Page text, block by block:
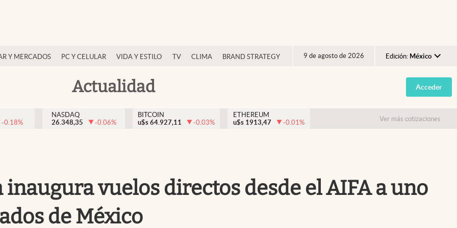
Y MERCADOS PC Y CELULAR VIDA Y ESTILO TV CLIMA BRAND STRATEGY 9 de agosto de 2026 Edición: México
Argentina
España
USA
Actualidad Acceder
-0.18%
NASDAQ
26.348,35
-0.06%
BITCOIN
u$s 64.927,11 -0.03%
ETHEREUM
u$s 1913,47 -0.01% Ver más cotizaciones
inaugura vuelos directos desde el AIFA a uno
de México